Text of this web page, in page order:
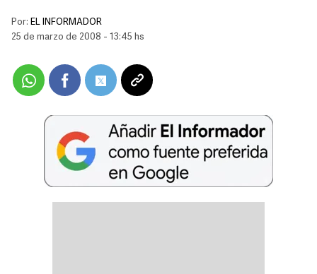
Por: EL INFORMADOR
25 de marzo de 2008 - 13:45 hs